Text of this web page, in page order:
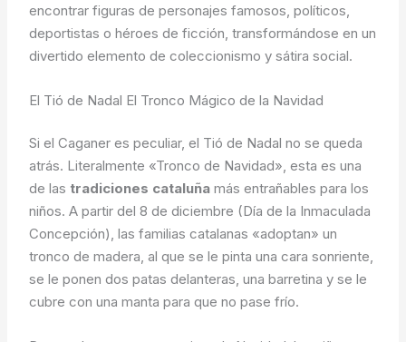
encontrar figuras de personajes famosos, políticos,
deportistas o héroes de ficción, transformándose en un
divertido elemento de coleccionismo y sátira social.
El Tió de Nadal El Tronco Mágico de la Navidad
Si el Caganer es peculiar, el Tió de Nadal no se queda
atrás. Literalmente «Tronco de Navidad», esta es una
de las tradiciones cataluña más entrañables para los
niños. A partir del 8 de diciembre (Día de la Inmaculada
Concepción), las familias catalanas «adoptan» un
tronco de madera, al que se le pinta una cara sonriente,
se le ponen dos patas delanteras, una barretina y se le
cubre con una manta para que no pase frío.